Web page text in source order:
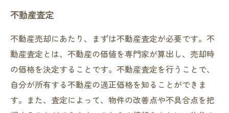
不動産査定
不動産売却にあたり、まずは不動産査定が必要です。不
動産査定とは、不動産の価値を専門家が算出し、売却時
の価格を決定することです。不動産査定を行うことで、
自分が所有する不動産の適正価格を知ることができま
す。また、査定によって、物件の改善点や不具合点を把